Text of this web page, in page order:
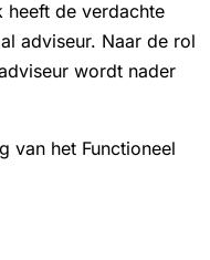
heeft de verdachte
adviseur. Naar de rol
wordt nader
van het Functioneel